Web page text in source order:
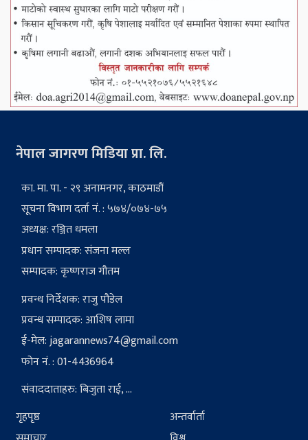
नेपाल जागरण मिडिया प्रा. लि.
का. मा. पा. - २९ अनामनगर, काठमाडौं
सूचना विभाग दर्ता नं. : ५७४/०७४-७५
अध्यक्ष: रञ्जित धमला
प्रधान सम्पादक: संजना मल्ल
सम्पादक: कृष्णराज गौतम
प्रवन्ध निर्देशक: राजु पौडेल
प्रवन्ध सम्पादक: आशिष लामा
ई-मेल:jagarannews74@gmail.com
फोन नं. : 01-4436964
संवाददाताहरु: बिजुता राई, ...
गृहपृष्ठ
अन्तर्वार्ता